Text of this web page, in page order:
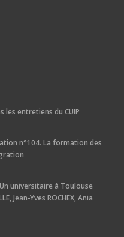
les entretiens du CUIP
n°104. La formation des
universitaire à Toulouse
Jean-Yves ROCHEX, Ania